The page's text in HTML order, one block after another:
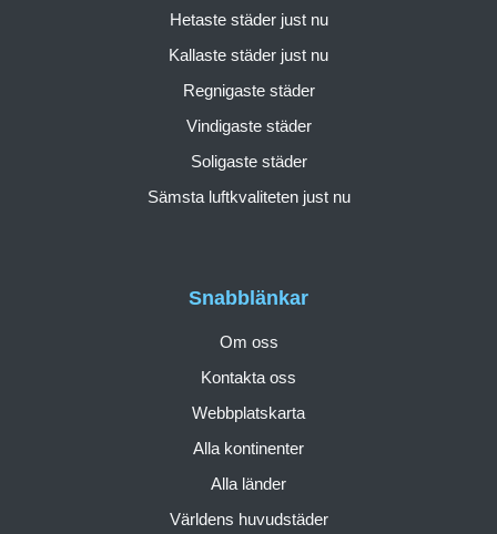
Snabblänkar
Om oss
Kontakta oss
Webbplatskarta
Alla kontinenter
Alla länder
Världens huvudstäder
Hetaste städer just nu
Kallaste städer just nu
Regnigaste städer
Vindigaste städer
Soligaste städer
Sämsta luftkvaliteten just nu